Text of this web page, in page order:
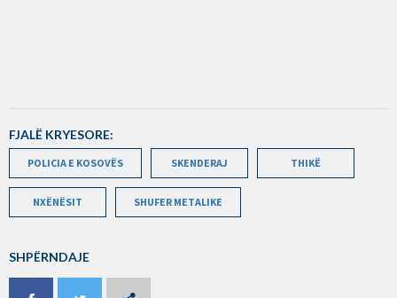
FJALË KRYESORE:
POLICIA E KOSOVËS SKENDERAJ THIKË
NXËNËSIT SHUFER METALIKE
SHPËRNDAJE